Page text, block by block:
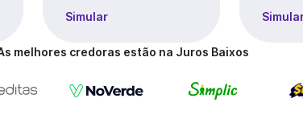
Simular
melhores credoras estão na Juros Baixos